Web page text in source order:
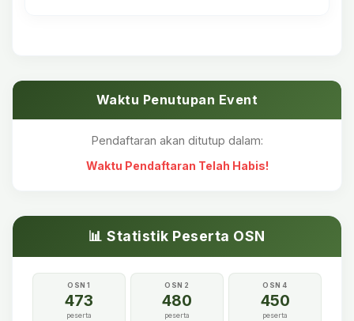
Waktu Penutupan Event
Pendaftaran akan ditutup dalam:
Waktu Pendaftaran Telah Habis!
📊 Statistik Peserta OSN
OSN 1
473
peserta
OSN 2
480
peserta
OSN 4
450
peserta